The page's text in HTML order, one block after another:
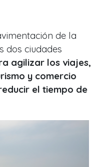
de la
dos ciudades
agilizar los viajes,
y comercio
el tiempo de